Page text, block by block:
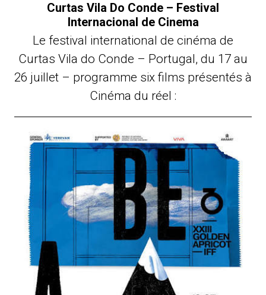
Curtas Vila Do Conde – Festival
Internacional de Cinema
Le festival international de cinéma de
Curtas Vila do Conde – Portugal, du 17 au
26 juillet – programme six films présentés à
Cinéma du réel :